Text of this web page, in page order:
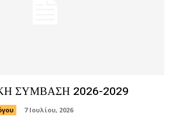
ΣΥΜΒΑΣΗ 2026-2029
7 Ιουλίου, 2026